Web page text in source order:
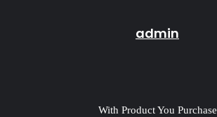
admin
With Product You Purchase